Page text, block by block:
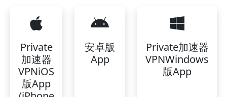
Private
加速器
VPNiOS
版App
安卓版
App
Private加速器
VPNWindows
版App